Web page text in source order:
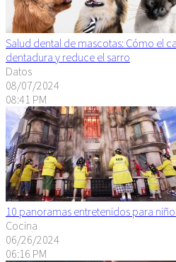
Salud dental de mascotas: Cómo el
dentadura y reduce el sarro
Datos
08/07/2024
08:41 PM
10 panoramas entretenidos para
Cocina
06/26/2024
06:16 PM